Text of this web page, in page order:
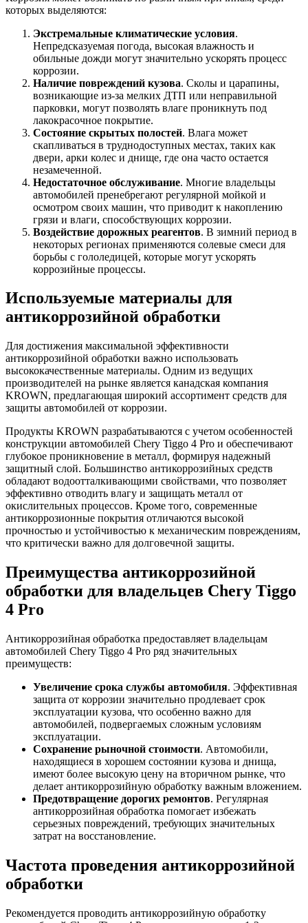
которых выделяются:
Экстремальные климатические условия.
Непредсказуемая погода, высокая влажность и
обильные дожди могут значительно ускорять процесс
коррозии.
Наличие повреждений кузова. Сколы и царапины,
возникающие из-за мелких ДТП или неправильной
парковки, могут позволять влаге проникнуть под
лакокрасочное покрытие.
Состояние скрытых полостей. Влага может
скапливаться в труднодоступных местах, таких как
двери, арки колес и днище, где она часто остается
незамеченной.
Недостаточное обслуживание. Многие владельцы
автомобилей пренебрегают регулярной мойкой и
осмотром своих машин, что приводит к накоплению
грязи и влаги, способствующих коррозии.
Воздействие дорожных реагентов. В зимний период в
некоторых регионах применяются солевые смеси для
борьбы с гололедицей, которые могут ускорять
коррозийные процессы.
Используемые материалы для
антикоррозийной обработки
Для достижения максимальной эффективности
антикоррозийной обработки важно использовать
высококачественные материалы. Одним из ведущих
производителей на рынке является канадская компания
KROWN, предлагающая широкий ассортимент средств для
защиты автомобилей от коррозии.
Продукты KROWN разрабатываются с учетом особенностей
конструкции автомобилей Chery Tiggo 4 Pro и обеспечивают
глубокое проникновение в металл, формируя надежный
защитный слой. Большинство антикоррозийных средств
обладают водоотталкивающими свойствами, что позволяет
эффективно отводить влагу и защищать металл от
окислительных процессов. Кроме того, современные
антикоррозионные покрытия отличаются высокой
прочностью и устойчивостью к механическим повреждениям,
что критически важно для долговечной защиты.
Преимущества антикоррозийной
обработки для владельцев Chery Tiggo
4 Pro
Антикоррозийная обработка предоставляет владельцам
автомобилей Chery Tiggo 4 Pro ряд значительных
преимуществ:
Увеличение срока службы автомобиля. Эффективная
защита от коррозии значительно продлевает срок
эксплуатации кузова, что особенно важно для
автомобилей, подвергаемых сложным условиям
эксплуатации.
Сохранение рыночной стоимости. Автомобили,
находящиеся в хорошем состоянии кузова и днища,
имеют более высокую цену на вторичном рынке, что
делает антикоррозийную обработку важным вложением.
Предотвращение дорогих ремонтов. Регулярная
антикоррозийная обработка помогает избежать
серьезных повреждений, требующих значительных
затрат на восстановление.
Частота проведения антикоррозийной
обработки
Рекомендуется проводить антикоррозийную обработку